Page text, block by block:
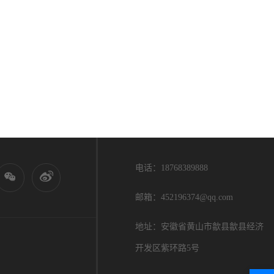
电话：18768389888
邮箱：452196374@qq.com
地址：安徽省黄山市歙县歙县经济
开发区紫环路5号